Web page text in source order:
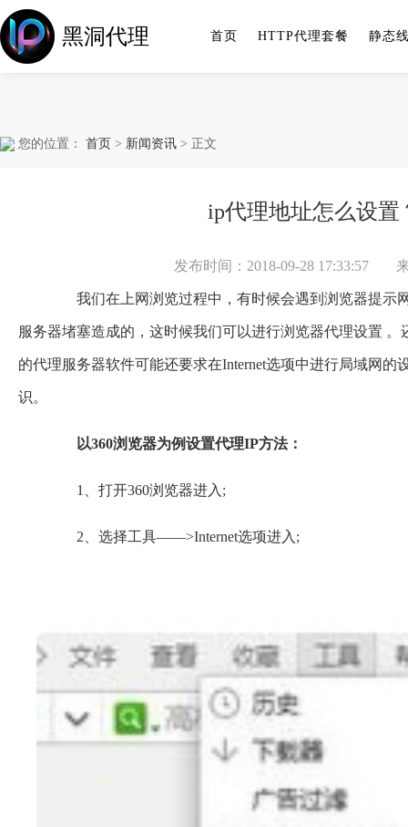
黑洞代理 首页 HTTP代理套餐 静态
您的位置： 首页 > 新闻资讯 > 正文
ip代理地址怎么设置
发布时间：2018-09-28 17:33:57
我们在上网浏览过程中，有时候会遇到浏览器提示
服务器堵塞造成的，这时候我们可以进行浏览器代理设置
的代理服务器软件可能还要求在Internet选项中进行局域网
识。
以360浏览器为例设置代理IP方法：
1、打开360浏览器进入;
2、选择工具——>Internet选项进入;